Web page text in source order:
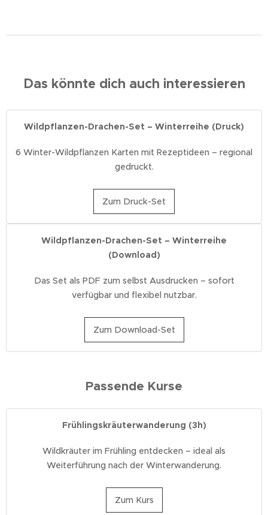
Das könnte dich auch interessieren
Wildpflanzen-Drachen-Set – Winterreihe (Druck)
6 Winter-Wildpflanzen Karten mit Rezeptideen – regional
gedruckt.
Zum Druck-Set
Wildpflanzen-Drachen-Set – Winterreihe
(Download)
Das Set als PDF zum selbst Ausdrucken – sofort
verfügbar und flexibel nutzbar.
Zum Download-Set
Passende Kurse
Frühlingskräuterwanderung (3h)
Wildkräuter im Frühling entdecken – ideal als
Weiterführung nach der Winterwanderung.
Zum Kurs